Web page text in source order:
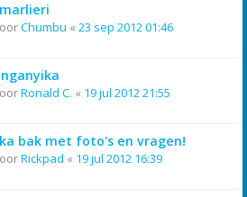
Chumbu « 23 sep 2012 01:46
Ronald C. « 19 jul 2012 21:55
bak met foto's en vragen!
Rickpad « 19 jul 2012 16:39